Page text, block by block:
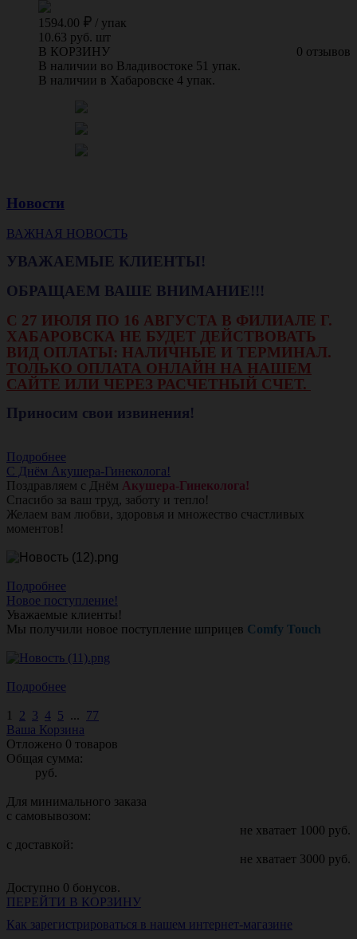
1594.00 / упак
10.63 руб. шт
0 отзывов
В КОРЗИНУ
В наличии во Владивостоке 51 упак.
В наличии в Хабаровске 4 упак.
Новости
ВАЖНАЯ НОВОСТЬ
УВАЖАЕМЫЕ КЛИЕНТЫ!
ОБРАЩАЕМ ВАШЕ ВНИМАНИЕ!!!
С 27 ИЮЛЯ ПО 16 АВГУСТА В ФИЛИАЛЕ Г.
ХАБАРОВСКА НЕ БУДЕТ ДЕЙСТВОВАТЬ
ВИД ОПЛАТЫ: НАЛИЧНЫЕ И ТЕРМИНАЛ.
ТОЛЬКО ОПЛАТА ОНЛАЙН НА НАШЕМ
САЙТЕ ИЛИ ЧЕРЕЗ РАСЧЕТНЫЙ СЧЕТ.
Приносим свои извинения!
Подробнее
С Днём Акушера-Гинеколога!
Поздравляем с Днём Акушера-Гинеколога!
Спасибо за ваш труд, заботу и тепло!
Желаем вам любви, здоровья и множество счастливых
моментов!
Подробнее
Новое поступление!
Уважаемые клиенты!
Мы получили новое поступление шприцев Comfy Touch
Подробнее
1 2 3 4 5 ... 77
Ваша Корзина
Отложено 0 товаров
Общая сумма:
руб.
Для минимального заказа
с самовывозом:
не хватает 1000 руб.
с доставкой:
не хватает 3000 руб.
Доступно 0 бонусов.
ПЕРЕЙТИ В КОРЗИНУ
Как зарегистрироваться в нашем интернет-магазине